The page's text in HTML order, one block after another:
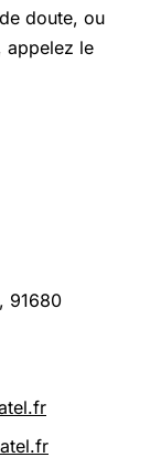
doute, ou
appelez le
91680